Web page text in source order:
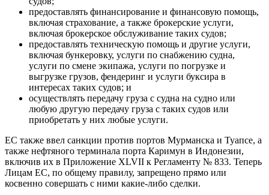
предоставлять финансирование и финансовую помощь,
включая страхование, а также брокерские услуги,
включая брокерское обслуживание таких судов;
предоставлять техническую помощь и другие услуги,
включая бункеровку, услуги по снабжению судна,
услуги по смене экипажа, услуги по погрузке и
выгрузке грузов, фендеринг и услуги буксира в
интересах таких судов; и
осуществлять передачу груза с судна на судно или
любую другую передачу груза с таких судов или
приобретать у них любые услуги.
ЕС также ввел санкции против портов Мурманска и Туапсе, а
также нефтяного терминала порта Каримун в Индонезии,
включив их в Приложение XLVII к Регламенту № 833. Теперь
Лицам ЕС, по общему правилу, запрещено прямо или
косвенно совершать с ними какие-либо сделки.